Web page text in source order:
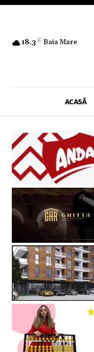
18.3 C Baia Mare
ACASĂ